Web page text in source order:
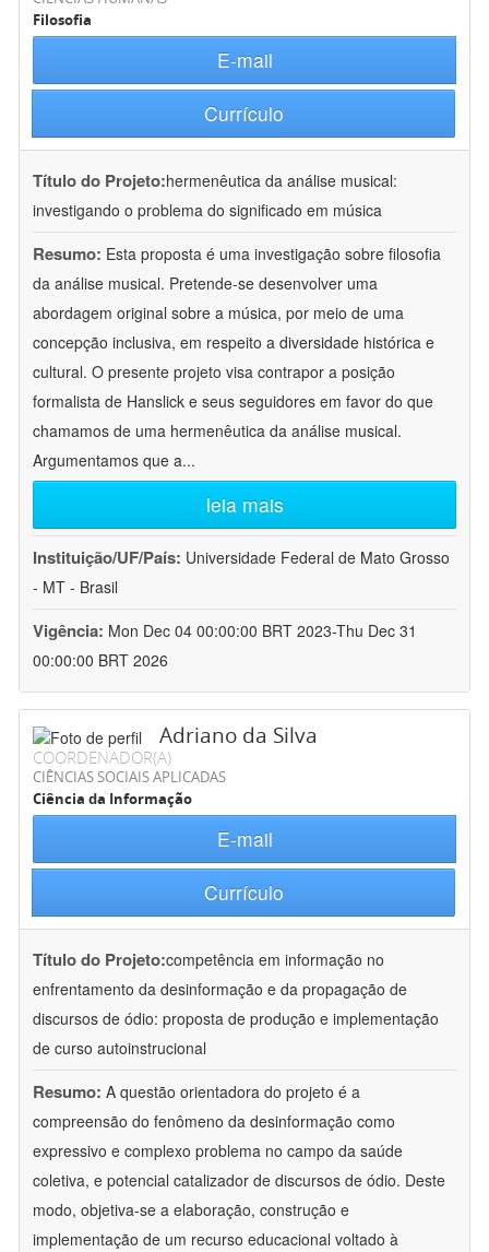
Filosofia
E-mail
Currículo
Título do Projeto:hermenêutica da análise musical:
investigando o problema do significado em música
Resumo: Esta proposta é uma investigação sobre filosofia
da análise musical. Pretende-se desenvolver uma
abordagem original sobre a música, por meio de uma
concepção inclusiva, em respeito a diversidade histórica e
cultural. O presente projeto visa contrapor a posição
formalista de Hanslick e seus seguidores em favor do que
chamamos de uma hermenêutica da análise musical.
Argumentamos que a...
leia mais
Instituição/UF/País: Universidade Federal de Mato Grosso
- MT - Brasil
Vigência: Mon Dec 04 00:00:00 BRT 2023-Thu Dec 31
00:00:00 BRT 2026
Adriano da Silva
COORDENADOR(A)
CIÊNCIAS SOCIAIS APLICADAS
Ciência da Informação
E-mail
Currículo
Título do Projeto:competência em informação no
enfrentamento da desinformação e da propagação de
discursos de ódio: proposta de produção e implementação
de curso autoinstrucional
Resumo: A questão orientadora do projeto é a
compreensão do fenômeno da desinformação como
expressivo e complexo problema no campo da saúde
coletiva, e potencial catalizador de discursos de ódio. Deste
modo, objetiva-se a elaboração, construção e
implementação de um recurso educacional voltado à